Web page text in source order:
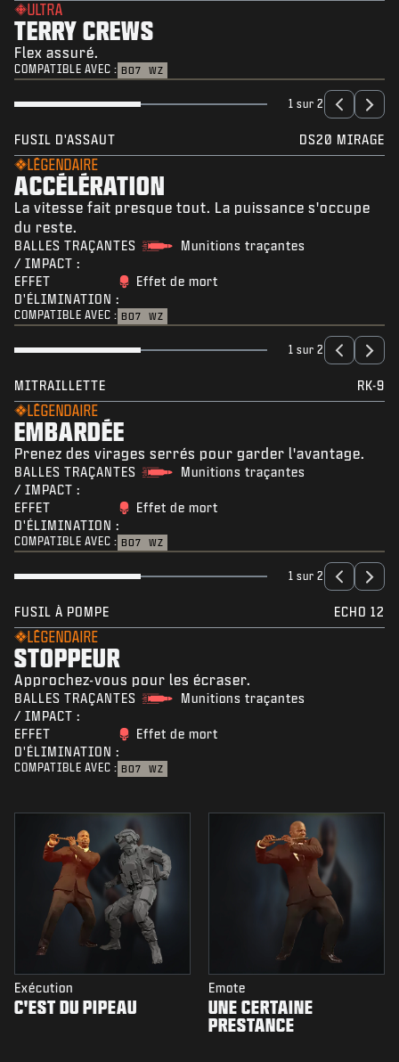
ULTRA
TERRY CREWS
Flex assuré.
COMPATIBLE AVEC : BO7 WZ
1 sur 2
FUSIL D'ASSAUT DS20 MIRAGE
LÉGENDAIRE
ACCÉLÉRATION
La vitesse fait presque tout. La puissance s'occupe
du reste.
BALLES TRAÇANTES
/ IMPACT :
Munitions traçantes
EFFET
D'ÉLIMINATION :
Effet de mort
COMPATIBLE AVEC : BO7 WZ
1 sur 2
MITRAILLETTE RK-9
LÉGENDAIRE
EMBARDÉE
Prenez des virages serrés pour garder l'avantage.
BALLES TRAÇANTES
/ IMPACT :
Munitions traçantes
EFFET
D'ÉLIMINATION :
Effet de mort
COMPATIBLE AVEC : BO7 WZ
1 sur 2
FUSIL À POMPE ECHO 12
LÉGENDAIRE
STOPPEUR
Approchez-vous pour les écraser.
BALLES TRAÇANTES
/ IMPACT :
Munitions traçantes
EFFET
D'ÉLIMINATION :
Effet de mort
COMPATIBLE AVEC : BO7 WZ
Exécution
C'EST DU PIPEAU
Emote
UNE CERTAINE
PRESTANCE